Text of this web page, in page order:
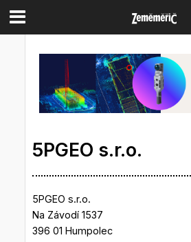
5PGEO s.r.o.
5PGEO s.r.o.
Na Závodí 1537
396 01 Humpolec